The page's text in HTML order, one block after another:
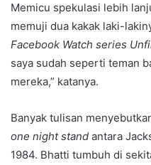
Memicu spekulasi lebih
memuji dua kakak laki-
Facebook Watch series
saya sudah seperti teman
mereka,” katanya.
Banyak tulisan
one night stand antara
1984. Bhatti tumbuh di